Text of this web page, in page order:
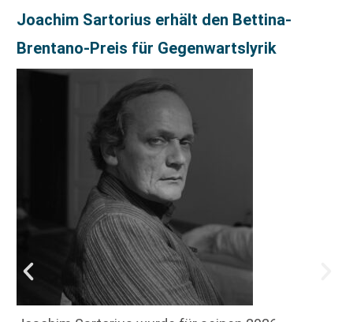
Joachim Sartorius erhält den Bettina-
Brentano-Preis für Gegenwartslyrik